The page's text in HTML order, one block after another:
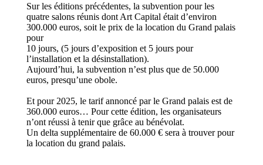
Sur les éditions précédentes, la subvention pour les
quatre salons réunis dont Art Capital était d’environ
300.000 euros, soit le prix de la location du Grand palais
pour
10 jours, (5 jours d’exposition et 5 jours pour
l’installation et la désinstallation).
Aujourd’hui, la subvention n’est plus que de 50.000
euros, presqu’une obole.
Et pour 2025, le tarif annoncé par le Grand palais est de
360.000 euros… Pour cette édition, les organisateurs
n’ont réussi à tenir que grâce au bénévolat.
Un delta supplémentaire de 60.000 € sera à trouver pour
la location du grand palais.